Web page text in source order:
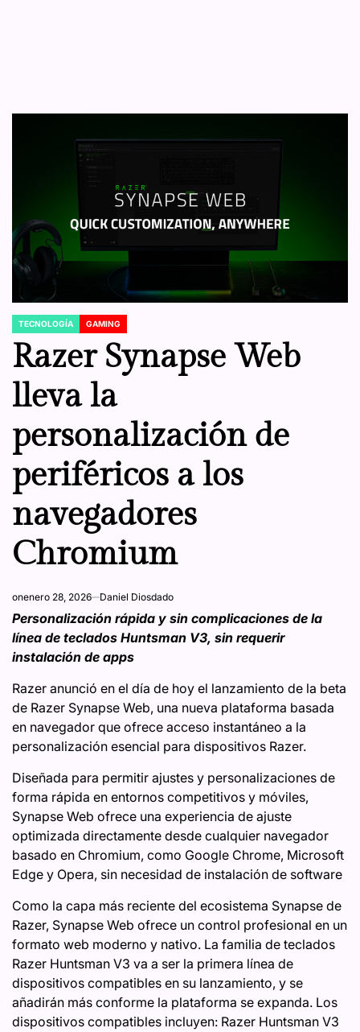
POSTED
IN
TECNOLOGÍA GAMING
Razer Synapse Web
lleva la
personalización de
periféricos a los
navegadores
Chromium
onenero 28, 2026 Daniel Diosdado
Personalización rápida y sin complicaciones de la
línea de teclados Huntsman V3, sin requerir
instalación de apps
Razer anunció en el día de hoy el lanzamiento de la beta
de Razer Synapse Web, una nueva plataforma basada
en navegador que ofrece acceso instantáneo a la
personalización esencial para dispositivos Razer.
Diseñada para permitir ajustes y personalizaciones de
forma rápida en entornos competitivos y móviles,
Synapse Web ofrece una experiencia de ajuste
optimizada directamente desde cualquier navegador
basado en Chromium, como Google Chrome, Microsoft
Edge y Opera, sin necesidad de instalación de software
Como la capa más reciente del ecosistema Synapse de
Razer, Synapse Web ofrece un control profesional en un
formato web moderno y nativo. La familia de teclados
Razer Huntsman V3 va a ser la primera línea de
dispositivos compatibles en su lanzamiento, y se
añadirán más conforme la plataforma se expanda. Los
dispositivos compatibles incluyen: Razer Huntsman V3